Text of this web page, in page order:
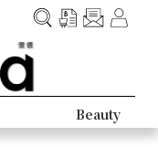
Beauty